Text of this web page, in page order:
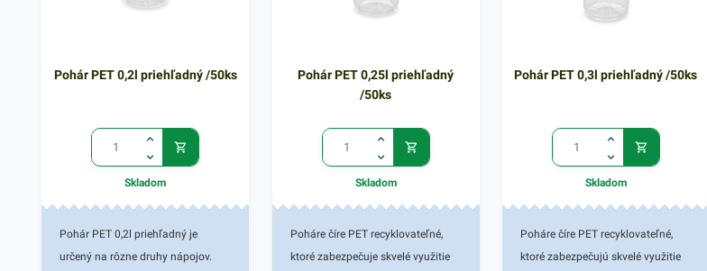
Pohár PET 0,2l priehľadný /50ks
Skladom
Pohár PET 0,2l priehľadný je
určený na rôzne druhy nápojov.
Pohár PET 0,25l priehľadný
/50ks
Skladom
Poháre číre PET recyklovateľné,
ktoré zabezpečuje skvelé využitie
Pohár PET 0,3l priehľadný /50ks
Skladom
Poháre číre PET recyklovateľné,
ktoré zabezpečujú skvelé využitie